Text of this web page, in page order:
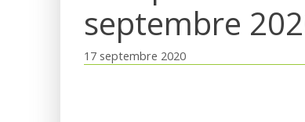
septembre
17 septembre 2020